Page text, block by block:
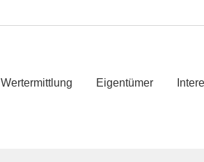
Wertermittlung Eigentümer